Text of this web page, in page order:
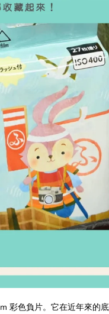
彩色負片。它在近年來的